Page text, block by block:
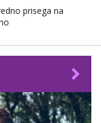
prisega na